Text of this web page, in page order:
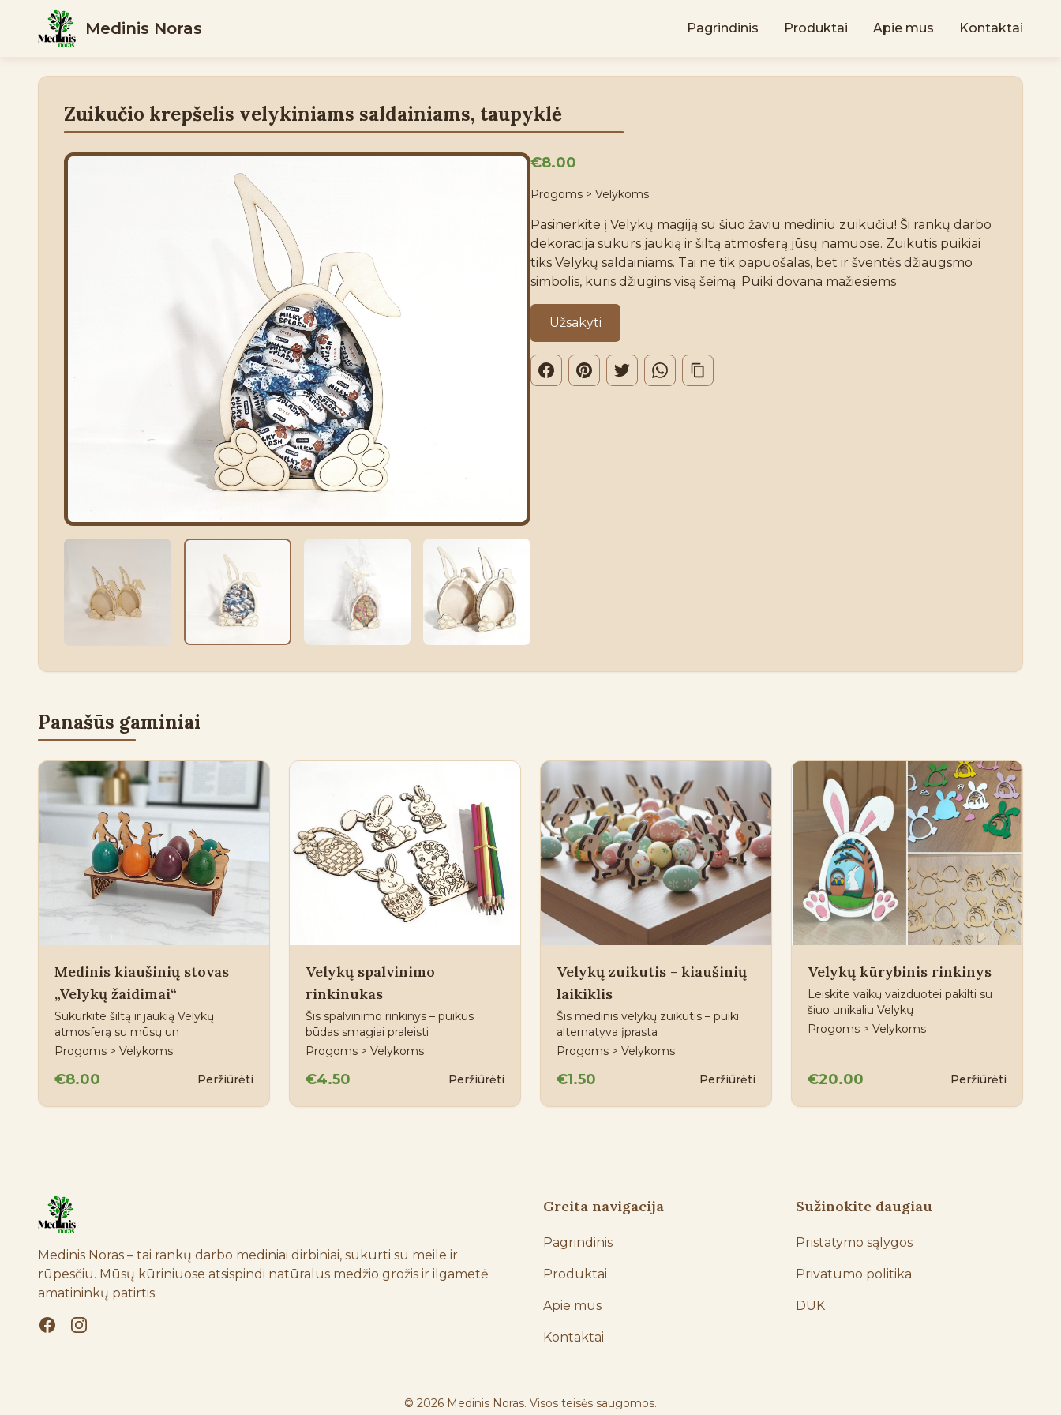
Medinis Noras Pagrindinis Produktai Apie mus Kontaktai
Zuikučio krepšelis velykiniams saldainiams, taupyklė
€8.00
Progoms > Velykoms
Pasinerkite į Velykų magiją su šiuo žaviu mediniu zuikučiu! Ši rankų darbo
dekoracija sukurs jaukią ir šiltą atmosferą jūsų namuose. Zuikutis puikiai
tiks Velykų saldainiams. Tai ne tik papuošalas, bet ir šventės džiaugsmo
simbolis, kuris džiugins visą šeimą. Puiki dovana mažiesiems
Užsakyti
Panašūs gaminiai
Medinis kiaušinių stovas
„Velykų žaidimai“
Sukurkite šiltą ir jaukią Velykų
atmosferą su mūsų un
Progoms > Velykoms
€8.00 Peržiūrėti
Velykų spalvinimo
rinkinukas
Šis spalvinimo rinkinys – puikus
būdas smagiai praleisti
Progoms > Velykoms
€4.50 Peržiūrėti
Velykų zuikutis - kiaušinių
laikiklis
Šis medinis velykų zuikutis – puiki
alternatyva įprasta
Progoms > Velykoms
€1.50 Peržiūrėti
Velykų kūrybinis rinkinys
Leiskite vaikų vaizduotei pakilti su
šiuo unikaliu Velykų
Progoms > Velykoms
€20.00 Peržiūrėti
Medinis Noras – tai rankų darbo mediniai dirbiniai, sukurti su meile ir
rūpesčiu. Mūsų kūriniuose atsispindi natūralus medžio grožis ir ilgametė
amatininkų patirtis.
Greita navigacija
Pagrindinis
Produktai
Apie mus
Kontaktai
Sužinokite daugiau
Pristatymo sąlygos
Privatumo politika
DUK
© 2026 Medinis Noras. Visos teisės saugomos.